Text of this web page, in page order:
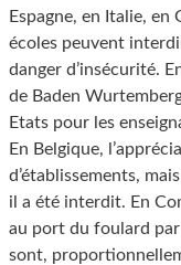
Espagne, en Italie, en
écoles peuvent
danger d’insécurité.
de Baden
Etats pour les
En Belgique,
d’établissements,
il a été interdit. En
au port du foulard par
sont,